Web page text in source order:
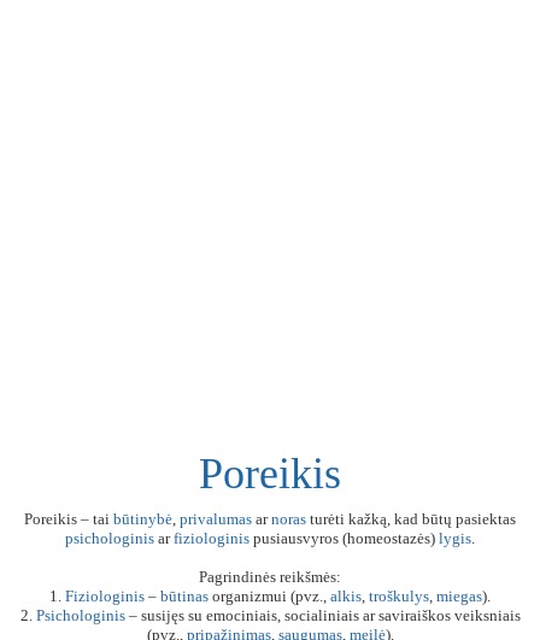
Poreikis
Poreikis – tai būtinybė, privalumas arnoras turėti kažką, kad būtų pasiektas
psichologinis arfiziologinis pusiausvyros (homeostazės) lygis.
Pagrindinės reikšmės:
1. Fiziologinis – būtinas organizmui (pvz., alkis, troškulys, miegas).
2. Psichologinis– susijęs su emociniais, socialiniais ar saviraiškos veiksniais
(pvz., pripažinimas, saugumas, meilė).